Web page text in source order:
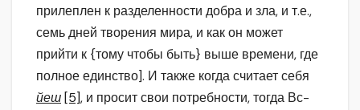
прилеплен к разделенности добра и зла, и т.е.,
семь дней творения мира, и как он может
прийти к {тому чтобы быть} выше времени, где
полное единство]. И также когда считает себя
йеш [5], и просит свои потребности, тогда Вс-